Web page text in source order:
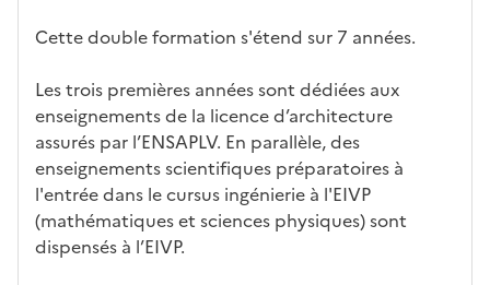
d
ur
e
Cette double formation s'étend sur 7 années.
Les trois premières années sont dédiées aux
enseignements de la licence d’architecture
assurés par l’ENSAPLV. En parallèle, des
enseignements scientifiques préparatoires à
l'entrée dans le cursus ingénierie à l'EIVP
(mathématiques et sciences physiques) sont
dispensés à l’EIVP.